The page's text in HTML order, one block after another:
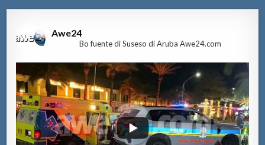
Awe24
Bo fuente di Suseso di Aruba Awe24.com